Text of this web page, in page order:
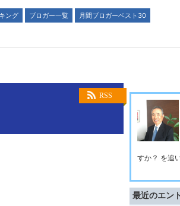
ング ブロガー一覧
月間ブロガーベスト30
RSS
すか？ を追
最近のエン